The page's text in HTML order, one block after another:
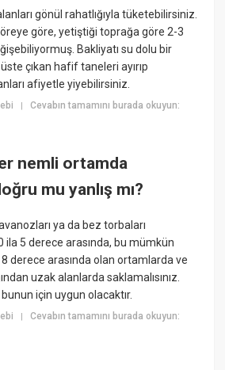
gönül rahatlığıyla tüketebilirsiniz.
göre, yetiştiği toprağa göre 2-3
Bakliyatı su dolu bir
çıkan hafif taneleri ayırıp
afiyetle yiyebilirsiniz.
|Cevabın tamamını burada okuyun:
nemli ortamda
mu yanlış mı?
ya da bez torbaları
ila 5 derece arasında, bu mümkün
derece arasında olan ortamlarda ve
uzak alanlarda saklamalısınız.
için uygun olacaktır.
|Cevabın tamamını burada okuyun: